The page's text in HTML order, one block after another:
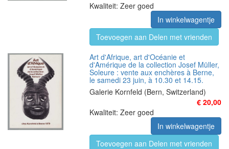
Kwaliteit: Zeer goed
In winkelwagentje
Toevoegen aan Delen met vrienden
Art d'Afrique, art d'Océanie et
d'Amérique de la collection Josef Müller,
Soleure : vente aux enchères à Berne,
le samedi 23 juin, à 10.30 et 14.15.
Galerie Kornfeld (Bern, Switzerland)
€ 20,00
Kwaliteit: Zeer goed
In winkelwagentje
Toevoegen aan Delen met vrienden